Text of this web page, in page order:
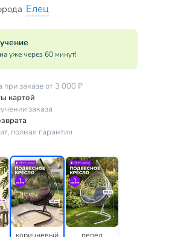
Елец
уже через 60 минут!
при заказе от 3 000 ₽
картой
заказа
полная гарантия